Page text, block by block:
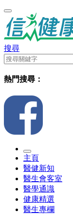
搜尋
熱門搜尋：
主頁
醫健新知
醫生會客室
醫學通識
健康精選
醫生專欄